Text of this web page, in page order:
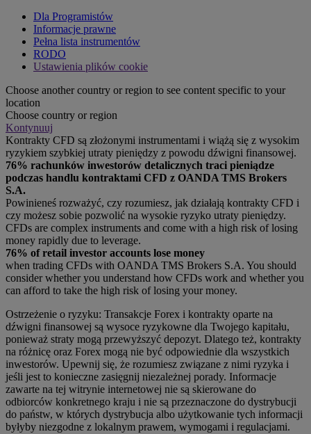
Dla Programistów
Informacje prawne
Pełna lista instrumentów
RODO
Ustawienia plików cookie
Choose another country or region to see content specific to your
location
Choose country or region
Kontynuuj
Kontrakty CFD są złożonymi instrumentami i wiążą się z wysokim
ryzykiem szybkiej utraty pieniędzy z powodu dźwigni finansowej.
76% rachunków inwestorów detalicznych traci pieniądze
podczas handlu kontraktami CFD z OANDA TMS Brokers
S.A.
Powinieneś rozważyć, czy rozumiesz, jak działają kontrakty CFD i
czy możesz sobie pozwolić na wysokie ryzyko utraty pieniędzy.
CFDs are complex instruments and come with a high risk of losing
money rapidly due to leverage.
76% of retail investor accounts lose money
when trading CFDs with OANDA TMS Brokers S.A. You should
consider whether you understand how CFDs work and whether you
can afford to take the high risk of losing your money.
Ostrzeżenie o ryzyku: Transakcje Forex i kontrakty oparte na
dźwigni finansowej są wysoce ryzykowne dla Twojego kapitału,
ponieważ straty mogą przewyższyć depozyt. Dlatego też, kontrakty
na różnicę oraz Forex mogą nie być odpowiednie dla wszystkich
inwestorów. Upewnij się, że rozumiesz związane z nimi ryzyka i
jeśli jest to konieczne zasięgnij niezależnej porady. Informacje
zawarte na tej witrynie internetowej nie są skierowane do
odbiorców konkretnego kraju i nie są przeznaczone do dystrybucji
do państw, w których dystrybucja albo użytkowanie tych informacji
byłyby niezgodne z lokalnym prawem, wymogami i regulacjami.